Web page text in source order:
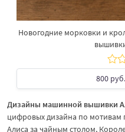
Новогодние морковки и
800 руб.
Дизайны машинной вышивки
цифровых дизайна по
Алиса за чайным столом,